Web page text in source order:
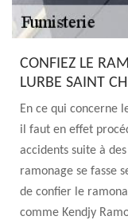
CONFIEZ LE
LURBE SAINT
En ce qui concerne
il faut en effet
accidents suite à
ramonage se fasse
de confier le
comme Kendjy